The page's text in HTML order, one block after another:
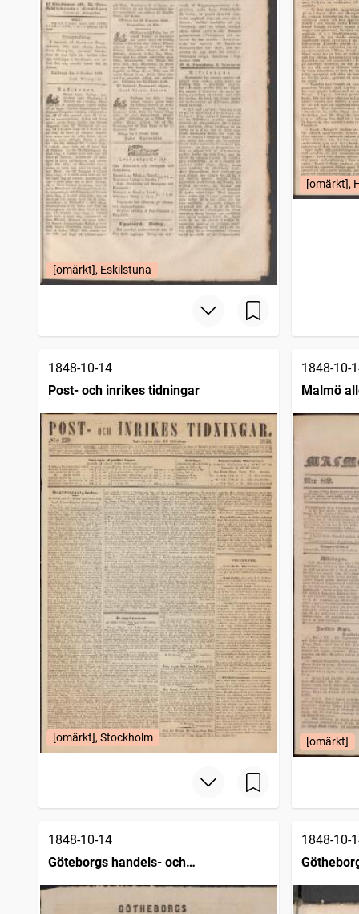
[omärkt], Eskilstuna
[omärkt],
1848-10-14
Post- och inrikes tidningar
[omärkt], Stockholm
1848-10-
Malmö
[omärkt]
1848-10-14
Göteborgs handels- och
sjöfartstidning (1832)
1848-10-